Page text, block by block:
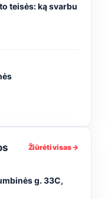
teisės: ką svarbu
Žiūrėti visas →
g. 33C,